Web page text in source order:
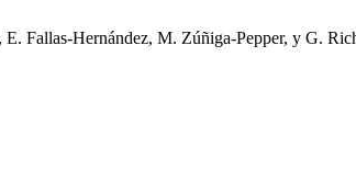
Fallas-Hernández, M. Zúñiga-Pepper, y G.